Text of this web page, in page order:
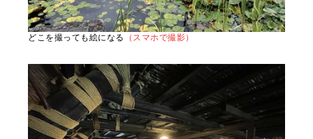
どこを撮っても絵になる （スマホで撮影）